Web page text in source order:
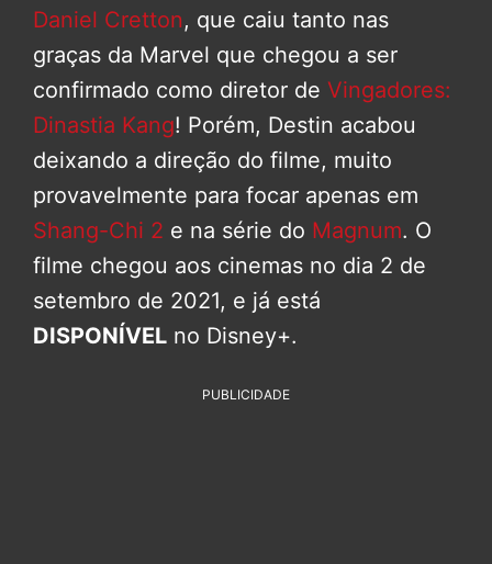
Daniel Cretton, que caiu tanto nas
graças da Marvel que chegou a ser
confirmado como diretor de Vingadores:
Dinastia Kang! Porém, Destin acabou
deixando a direção do filme, muito
provavelmente para focar apenas em
Shang-Chi 2 e na série do Magnum. O
filme chegou aos cinemas no dia 2 de
setembro de 2021, e já está
DISPONÍVEL no Disney+.
PUBLICIDADE